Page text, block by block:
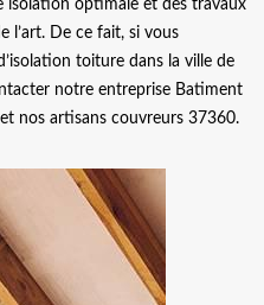
isolation optimale et des travaux
l’art. De ce fait, si vous
toiture dans la ville de
notre entreprise Batiment
nos artisans couvreurs 37360.